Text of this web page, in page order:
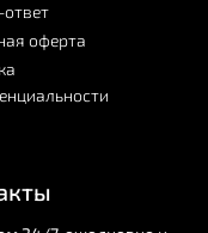
оферта